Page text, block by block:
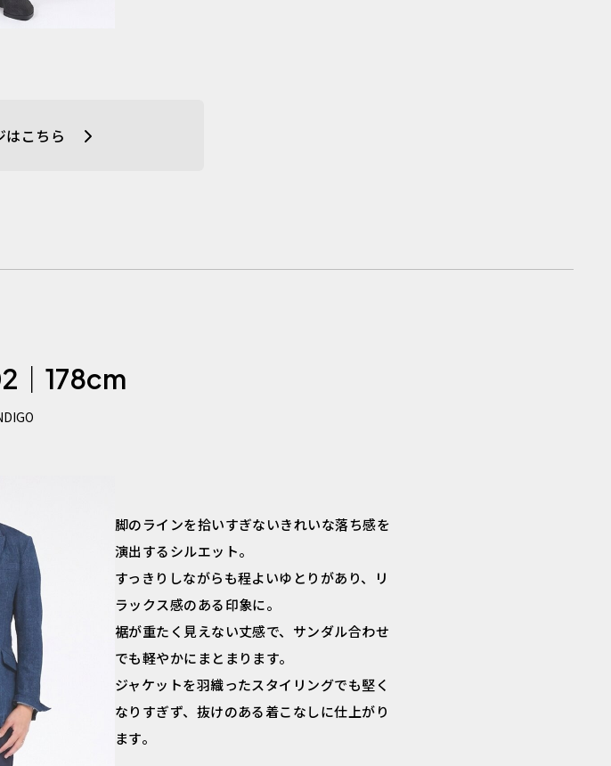
はこちら
｜178cm
脚のラインを拾いすぎないきれいな落ち感を
演出するシルエット。
すっきりしながらも程よいゆとりがあり、リ
ラックス感のある印象に。
裾が重たく見えない丈感で、サンダル合わせ
でも軽やかにまとまります。
ジャケットを羽織ったスタイリングでも堅く
なりすぎず、抜けのある着こなしに仕上がり
ます。